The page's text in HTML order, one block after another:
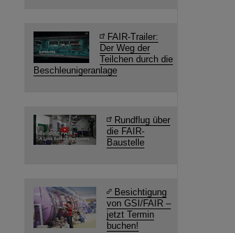
FAIR-Trailer:
Der Weg der
Teilchen durch die
Beschleunigeranlage
Rundflug über
die FAIR-
Baustelle
Besichtigung
von GSI/FAIR –
jetzt Termin
buchen!